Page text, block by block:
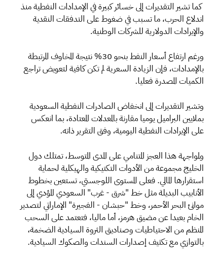
كما تشير التقديرات إلى خسائر كبيرة في الإمدادات النفطية منذ
اندلاع الحرب، ما تسبب في ضغوط على التدفقات النقدية
والإيرادات الدولارية للشركات الوطنية.
ورغم ارتفاع أسعار النفط بنحو 30% نتيجة المخاوف المرتبطة
بالإمدادات، فإن الزيادة السعرية لم تكن كافية لتعويض تراجع
الكميات المصدرة فعليا.
وتشير التقديرات إلى انخفاض الصادرات النفطية السعودية
بملايين البراميل يوميا مقارنة بالمعدلات المعتادة، بما انعكس
على الإيرادات النفطية اليومية، وفق التقرير ذاته.
ولمواجهة هذا العجز المتنامي على المدى المتوسط، تمتلك دول
الخليج مجموعة من الأدوات التكتيكية والهيكلية لحماية
استقرارها المالي. فعلى المستوى اللوجستي، تستعين بخطوط
الأنابيب البديلة مثل خط "شرق - غرب" السعودي المؤدي إلى
موانئ البحر الأحمر، وخط "حبشان - الفجيرة" الإماراتي لتصدير
الخام بعيدا عن مضيق هرمز، أما ماليا، فتعتمد على السحب
المنظم من الاحتياطيات وصناديق الثروة السيادية الضخمة،
بالتوازي مع تكثيف إصدارات السندات والصكوك السيادية.